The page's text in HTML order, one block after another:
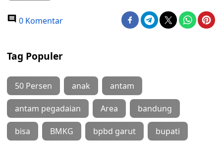
0 Komentar
Tag Populer
50 Persen anak antam
antam pegadaian Area bandung
bisa BMKG bpbd garut bupati